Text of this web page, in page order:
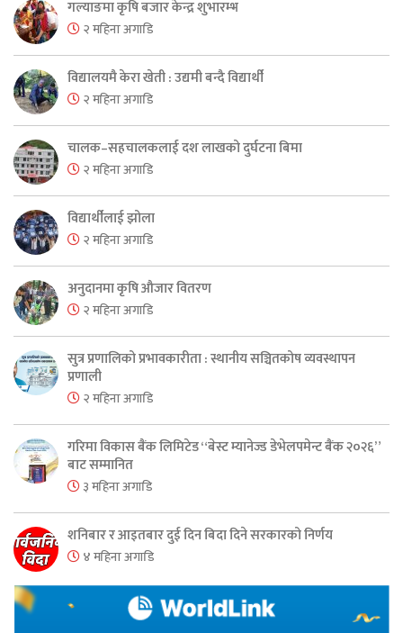
गल्याङमा कृषि बजार केन्द्र शुभारम्भ
२ महिना अगाडि
विद्यालयमै केरा खेती : उद्यमी बन्दै विद्यार्थी
२ महिना अगाडि
चालक–सहचालकलाई दश लाखको दुर्घटना बिमा
२ महिना अगाडि
विद्यार्थीलाई झोला
२ महिना अगाडि
अनुदानमा कृषि औजार वितरण
२ महिना अगाडि
सुत्र प्रणालिको प्रभावकारीता : स्थानीय सञ्चितकोष व्यवस्थापन
प्रणाली
२ महिना अगाडि
गरिमा विकास बैंक लिमिटेड “बेस्ट म्यानेज्ड डेभेलपमेन्ट बैंक २०२६”
बाट सम्मानित
३ महिना अगाडि
शनिबार र आइतबार दुई दिन बिदा दिने सरकारको निर्णय
४ महिना अगाडि